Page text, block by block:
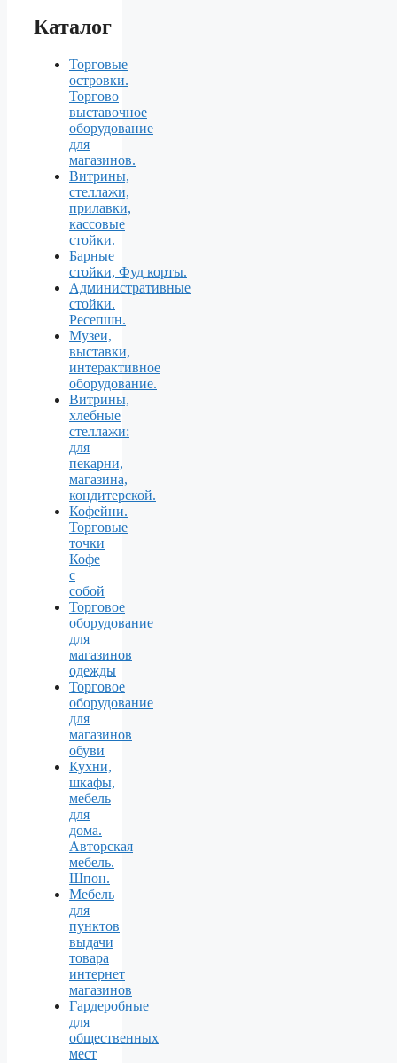
Каталог
Торговые
островки.
Торгово
выставочное
оборудование
для
магазинов.
Витрины,
стеллажи,
прилавки,
кассовые
стойки.
Барные
стойки, Фуд корты.
Aдминистративные
стойки.
Ресепшн.
Музеи,
выставки,
интерактивное
оборудование.
Витрины,
хлебные
стеллажи:
для
пекарни,
магазина,
кондитерской.
Кофейни.
Торговые
точки
Кофе
с
собой
Торговое
оборудование
для
магазинов
одежды
Торговое
оборудование
для
магазинов
обуви
Кухни,
шкафы,
мебель
для
дома.
Авторская
мебель.
Шпон.
Мебель
для
пунктов
выдачи
товара
интернет
магазинов
Гардеробные
для
общественных
мест